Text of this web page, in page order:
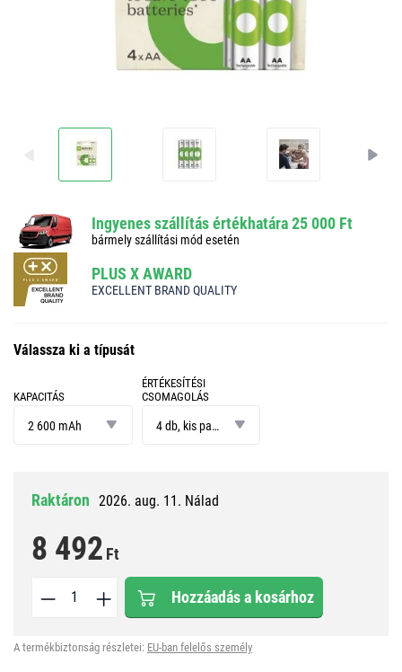
Ingyenes szállítás értékhatára 25 000 Ft
bármely szállítási mód esetén
PLUS X AWARD
EXCELLENT BRAND QUALITY
Válassza ki a típusát
KAPACITÁS
2 600 mAh
ÉRTÉKESÍTÉSI
CSOMAGOLÁS
csomagolás
4 db, kis papír doboz
Raktáron 2026. aug. 11. Nálad
8 492 Ft
Hozzáadás a kosárhoz
A termékbiztonság részletei: EU-ban felelős személy